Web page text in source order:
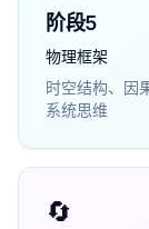
阶段5
物理框架
时空结构、因
系统思维
🔄